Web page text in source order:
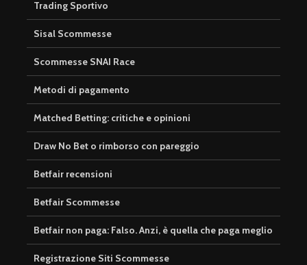
Trading Sportivo
Sisal Scommesse
Scommesse SNAI Race
Metodi di pagamento
Matched Betting: critiche e opinioni
Draw No Bet o rimborso con pareggio
Betfair recensioni
Betfair Scommesse
Betfair non paga: Falso. Anzi, è quella che paga meglio
Registrazione Siti Scommesse